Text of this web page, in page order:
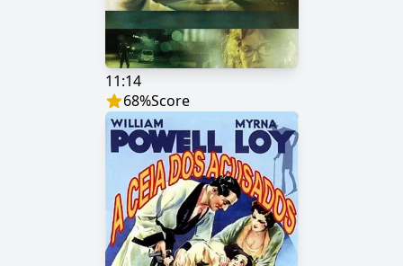
11:14
68%Score